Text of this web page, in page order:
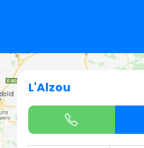
L'Alzou